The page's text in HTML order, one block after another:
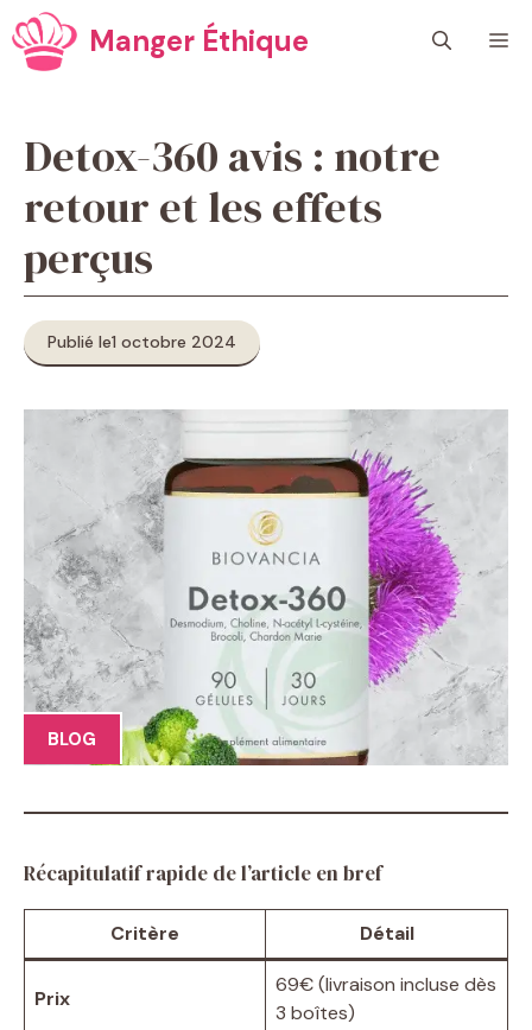
Aller
au
contenu
Manger Éthique
Detox-360 avis : notre
retour et les effets
perçus
Publié le1 octobre 2024
BLOG
Récapitulatif rapide de l’article en bref
Critère Détail
Prix
69€ (livraison incluse dès
3 boîtes)